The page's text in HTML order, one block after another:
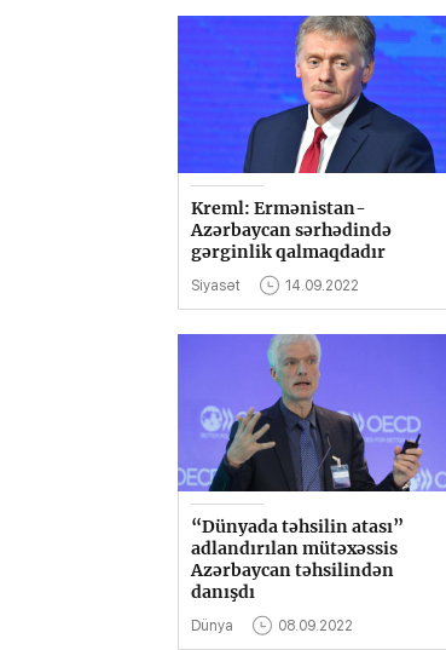
Kreml: Ermənistan-
Azərbaycan sərhədində
gərginlik qalmaqdadır
Siyasət 14.09.2022
“Dünyada təhsilin atası”
adlandırılan mütəxəssis
Azərbaycan təhsilindən
danışdı
Dünya 08.09.2022